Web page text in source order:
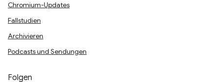
Chromium-Updates
Fallstudien
Archivieren
Podcasts und Sendungen
Folgen